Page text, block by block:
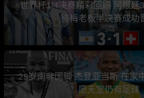
世界杯1/4决赛精彩回顾 阿根廷
待梅老板半决赛成功
25岁南非国脚 杰登亚当斯 在家
愿天堂仍有足球